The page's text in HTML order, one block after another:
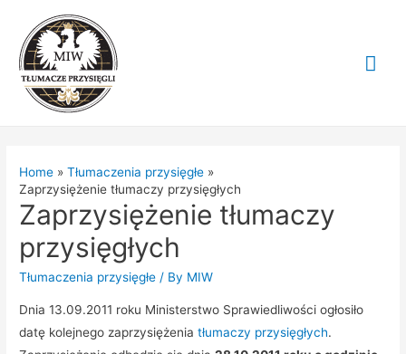
Home
Tłumaczenia przysięgłe
Zaprzysiężenie tłumaczy przysięgłych
Zaprzysiężenie tłumaczy
przysięgłych
Tłumaczenia przysięgłe / By MIW
Dnia 13.09.2011 roku Ministerstwo Sprawiedliwości ogłosiło
datę kolejnego zaprzysiężeniatłumaczy przysięgłych.